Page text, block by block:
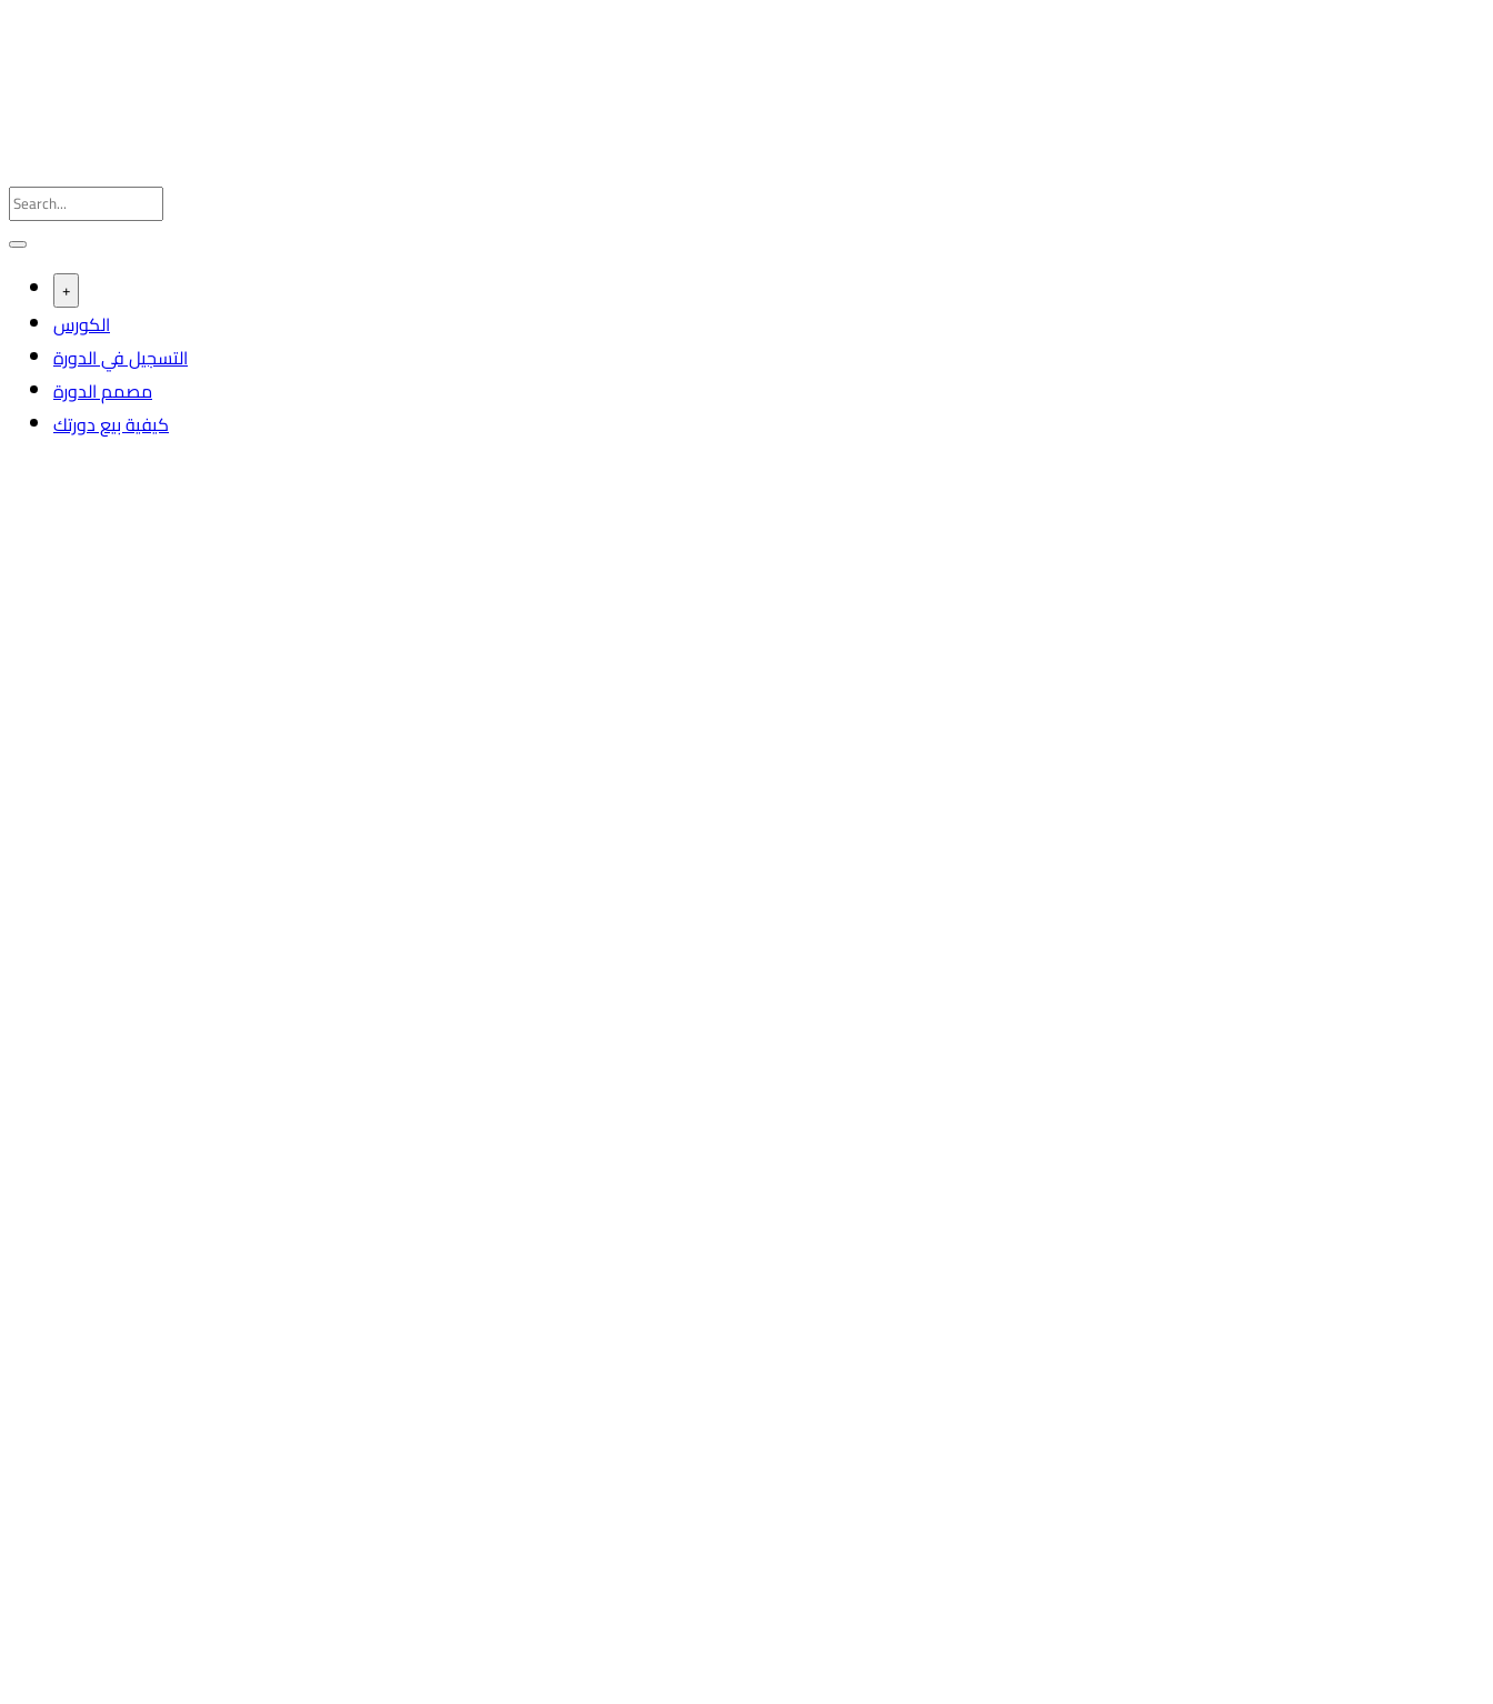
+
الكورس
التسجيل في الدورة
مصمم الدورة
كيفية بيع دورتك